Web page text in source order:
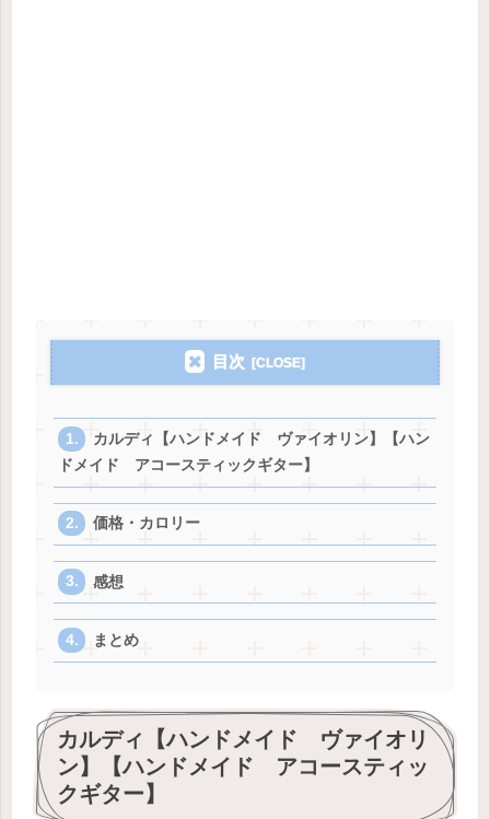
目次
カルディ【ハンドメイド ヴァイオリン】【ハン
ドメイド アコースティックギター】
価格・カロリー
感想
まとめ
カルディ【ハンドメイド ヴァイオリ
ン】【ハンドメイド アコースティッ
クギター】